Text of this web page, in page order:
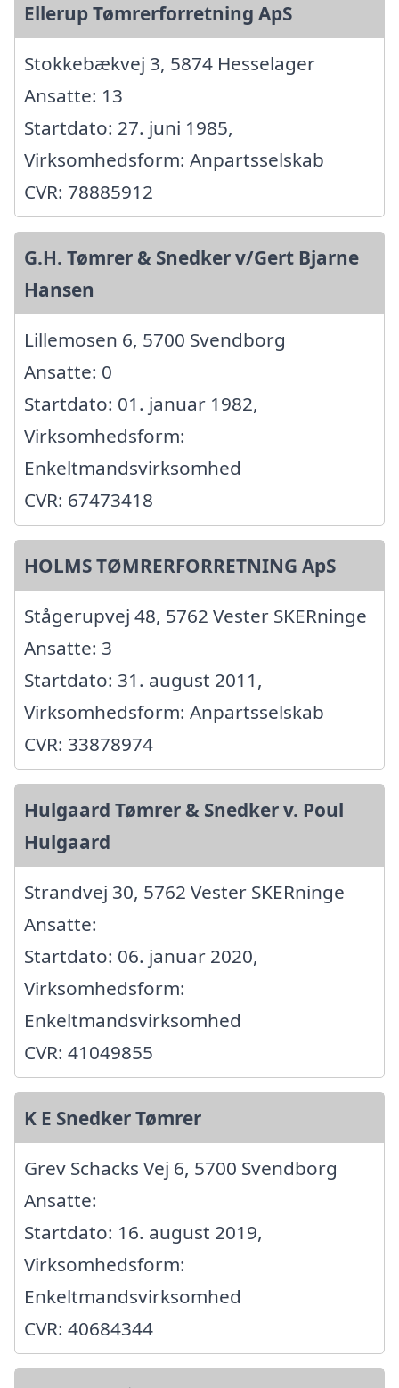
Ellerup Tømrerforretning ApS
Stokkebækvej 3, 5874 Hesselager
Ansatte: 13
Startdato: 27. juni 1985,
Virksomhedsform: Anpartsselskab
CVR: 78885912
G.H. Tømrer & Snedker v/Gert Bjarne
Hansen
Lillemosen 6, 5700 Svendborg
Ansatte: 0
Startdato: 01. januar 1982,
Virksomhedsform:
Enkeltmandsvirksomhed
CVR: 67473418
HOLMS TØMRERFORRETNING ApS
Stågerupvej 48, 5762 Vester SKERninge
Ansatte: 3
Startdato: 31. august 2011,
Virksomhedsform: Anpartsselskab
CVR: 33878974
Hulgaard Tømrer & Snedker v. Poul
Hulgaard
Strandvej 30, 5762 Vester SKERninge
Ansatte:
Startdato: 06. januar 2020,
Virksomhedsform:
Enkeltmandsvirksomhed
CVR: 41049855
K E Snedker Tømrer
Grev Schacks Vej 6, 5700 Svendborg
Ansatte:
Startdato: 16. august 2019,
Virksomhedsform:
Enkeltmandsvirksomhed
CVR: 40684344